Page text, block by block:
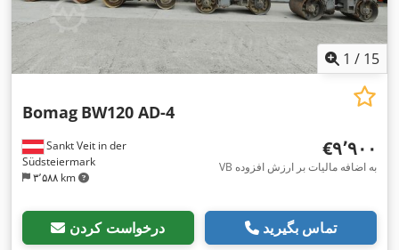
1 / 15
Sankt Veit in der
Südsteiermark
۳٬۵۸۸ km
Bomag BW120 AD-4
‎€۹٬۹۰۰
VB به اضافه مالیات بر ارزش افزوده
درخواست کردن تماس بگیرید